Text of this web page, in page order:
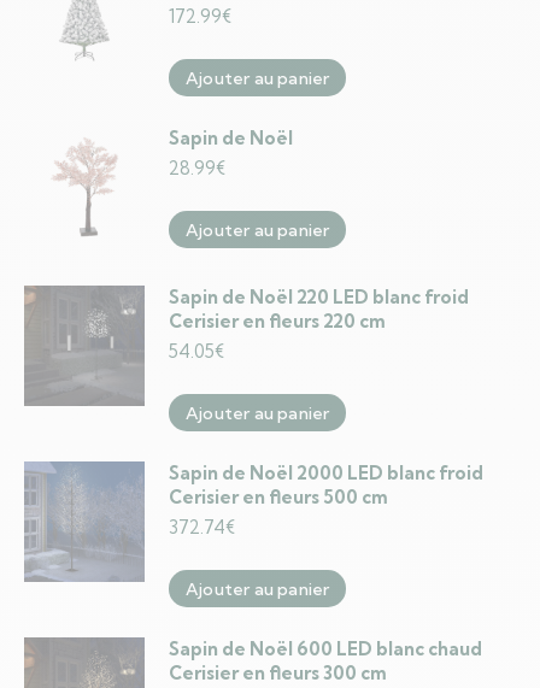
172.99€
Ajouter au panier
Sapin de Noël
28.99€
Ajouter au panier
Sapin de Noël 220 LED blanc froid
Cerisier en fleurs 220 cm
54.05€
Ajouter au panier
Sapin de Noël 2000 LED blanc froid
Cerisier en fleurs 500 cm
372.74€
Ajouter au panier
Sapin de Noël 600 LED blanc chaud
Cerisier en fleurs 300 cm